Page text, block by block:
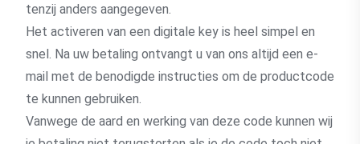
tenzij anders aangegeven.
Het activeren van een digitale key is heel simpel en
snel. Na uw betaling ontvangt u van ons altijd een e-
mail met de benodigde instructies om de productcode
te kunnen gebruiken.
Vanwege de aard en werking van deze code kunnen wij